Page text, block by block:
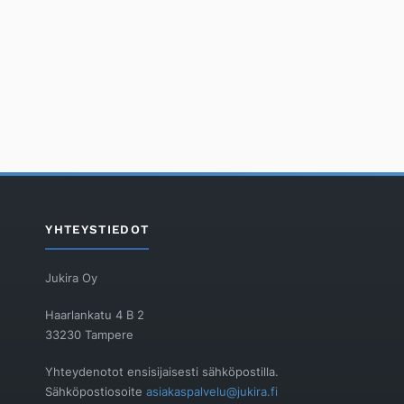
YHTEYSTIEDOT
Jukira Oy
Haarlankatu 4 B 2
33230 Tampere
Yhteydenotot ensisijaisesti sähköpostilla.
Sähköpostiosoiteasiakaspalvelu@jukira.fi